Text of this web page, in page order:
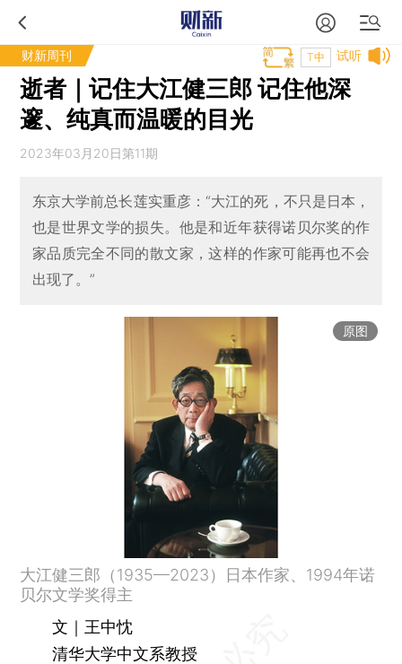
财新周刊 试听
T中
逝者｜记住大江健三郎 记住他深
邃、纯真而温暖的目光
2023年03月20日第11期
东京大学前总长莲实重彦：“大江的死，不只是日本，
也是世界文学的损失。他是和近年获得诺贝尔奖的作
家品质完全不同的散文家，这样的作家可能再也不会
出现了。”
原图
大江健三郎（1935—2023）日本作家、1994年诺
贝尔文学奖得主
文｜王中忱
清华大学中文系教授